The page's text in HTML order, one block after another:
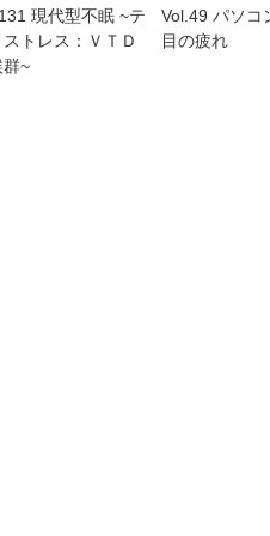
現代型不眠 ~テ
ストレス：ＶＴＤ
群~
Vol.49 パソコ
目の疲れ